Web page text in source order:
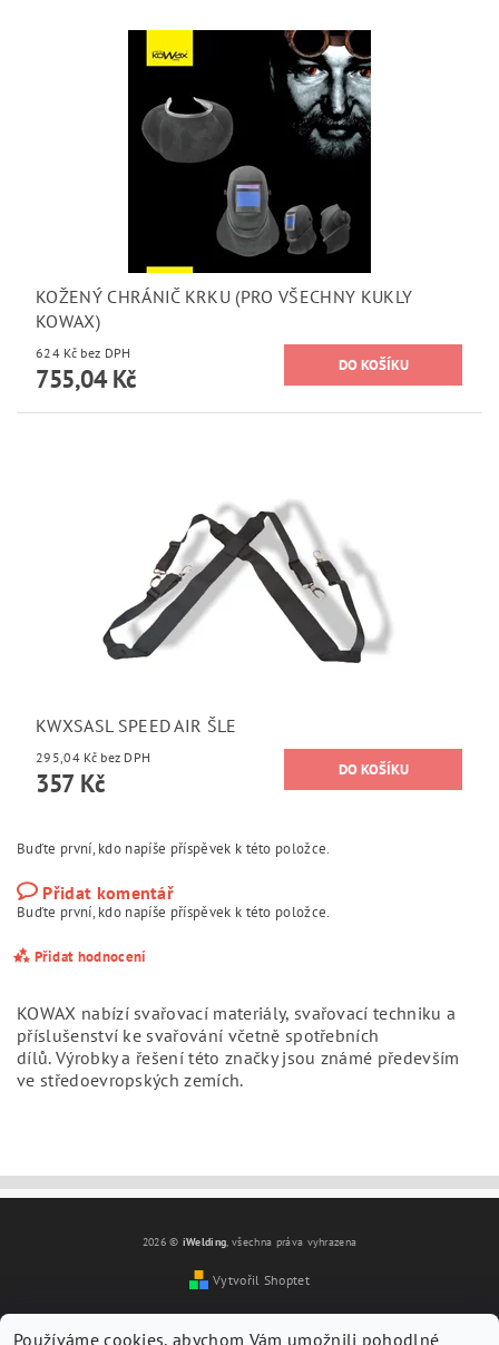
KOŽENÝ CHRÁNIČ KRKU (PRO VŠECHNY KUKLY
KOWAX)
624 Kč bez DPH
755,04 Kč
KWXSASL SPEED AIR ŠLE
295,04 Kč bez DPH
357 Kč
Buďte první, kdo napíše příspěvek k této položce.
Přidat komentář
Buďte první, kdo napíše příspěvek k této položce.
Přidat hodnocení
osobních údajů
KOWAX nabízí svařovací materiály, svařovací techniku a
příslušenství ke svařování včetně spotřebních
dílů.Výrobky a řešení této značky jsou známé především
ve středoevropských zemích.
2026 © iWelding, všechna práva vyhrazena
Vytvořil Shoptet
Používáme cookies, abychom Vám umožnili pohodlné